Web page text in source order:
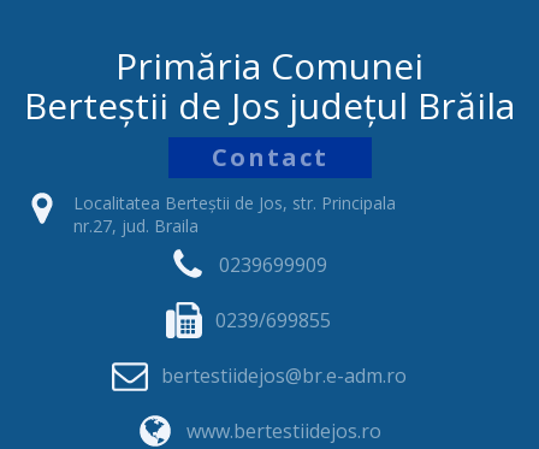
Primăria Comunei
Berteștii de Jos județul Brăila
Contact
Localitatea Berteștii de Jos, str. Principala
nr.27, jud. Braila
0239699909
0239/699855
bertestiidejos@br.e-adm.ro
www.bertestiidejos.ro